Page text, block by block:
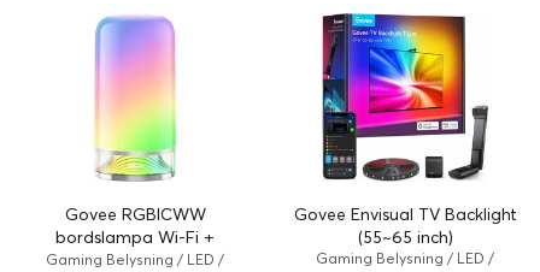
Govee RGBICWW
bordslampa Wi-Fi +
Bluetooth 2700K-6500K
Gaming Belysning / LED /
Govee Envisual TV Backlight
(55~65 inch)
Gaming Belysning / LED /